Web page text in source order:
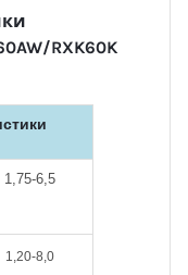
RXK60K
1,75-6,5
1,20-8,0